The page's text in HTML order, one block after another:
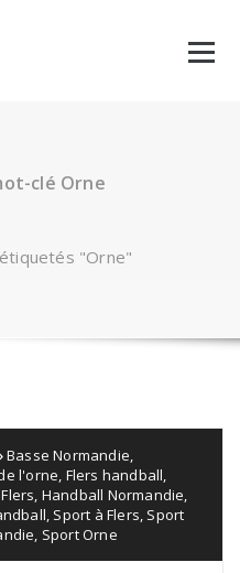
clé Orne
"Orne"
Basse Normandie
l'orne Flers handball
Handball Normandie
Sport à Flers Sport
Sport Orne